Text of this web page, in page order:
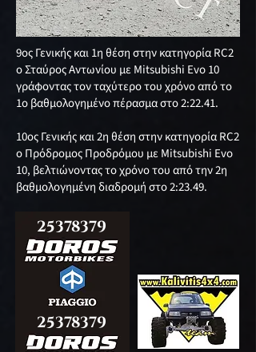
9ος Γενικής και 1η θέση στην κατηγορία RC2
ο Σταύρος Αντωνίου με Mitsubishi Evo 10
γράφοντας τον ταχύτερο του χρόνο από το
1ο βαθμολογημένο πέρασμα στο 2:22.41.
10ος Γενικής και 2η θέση στην κατηγορία RC2
ο Πρόδρομος Προδρόμου με Mitsubishi Evo
10, βελτιώνοντας το χρόνο του από την 2η
βαθμολογημένη διαδρομή στο 2:23.49.
25378379
25378379